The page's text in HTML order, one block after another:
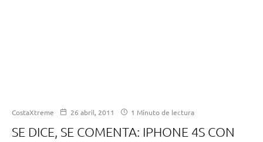
CostaXtreme 26 abril, 2011 1 Minuto de lectura
SE DICE, SE COMENTA: IPHONE 4S CON